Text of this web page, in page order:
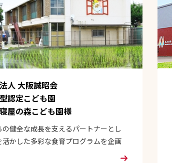
人 大阪誠昭会
認定こども園
屋の森こども園様
の健全な成長を支えるパートナーとし
活かした多彩な食育プログラムを企画